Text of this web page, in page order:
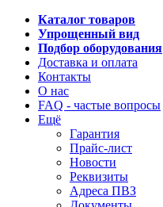
Каталог товаров
Упрощенный вид
Подбор оборудования
Доставка и оплата
Контакты
О нас
FAQ - частые вопросы
Ещё
Гарантия
Прайс-лист
Новости
Реквизиты
Адреса ПВЗ